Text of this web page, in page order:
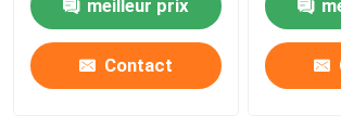
meilleur prix
Contact